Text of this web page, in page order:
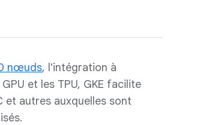
nœuds, l'intégration à
et les TPU, GKE facilite
et autres auxquelles sont